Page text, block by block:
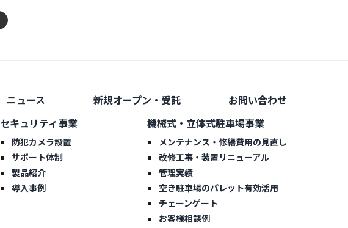
ニュース 新規オープン・受託
お問い合わせ
セキュリティ事業
防犯カメラ設置
サポート体制
製品紹介
導入事例
機械式・立体式駐車場事業
メンテナンス・修繕費用の見直し
改修工事・装置リニューアル
管理実績
空き駐車場のパレット有効活用
チェーンゲート
お客様相談例